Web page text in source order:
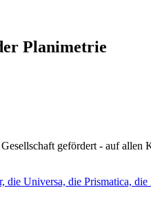
Planimetrie
gefördert - auf
die Universa, die Prismatica, die